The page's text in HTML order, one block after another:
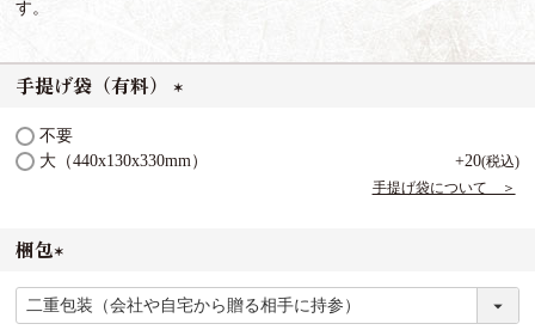
す。
手提げ袋（有料）
不要
大（440x130x330mm）
+20 税込
手提げ袋について ＞
梱包
(
必